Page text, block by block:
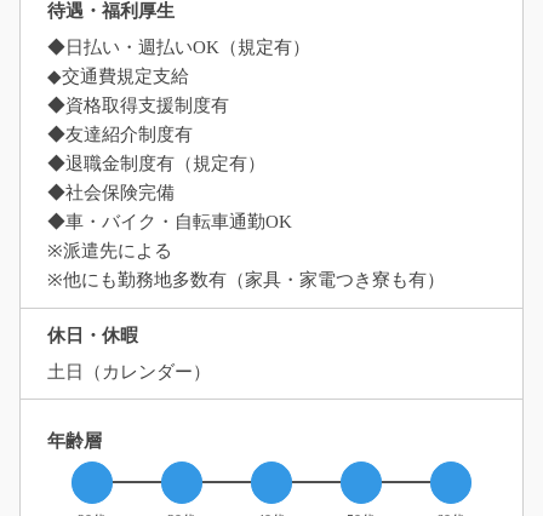
待遇・福利厚生
◆日払い・週払いOK（規定有）
◆交通費規定支給
◆資格取得支援制度有
◆友達紹介制度有
◆退職金制度有（規定有）
◆社会保険完備
◆車・バイク・自転車通勤OK
※派遣先による
※他にも勤務地多数有（家具・家電つき寮も有）
休日・休暇
土日（カレンダー）
年齢層